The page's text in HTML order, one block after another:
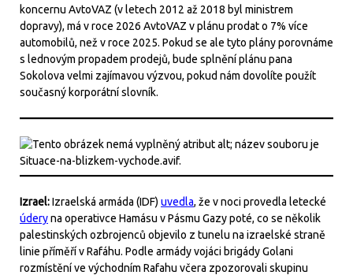
koncernu AvtoVAZ (v letech 2012 až 2018 byl ministrem
dopravy), má v roce 2026 AvtoVAZ v plánu prodat o 7% více
automobilů, než v roce 2025. Pokud se ale tyto plány porovnáme
s lednovým propadem prodejů, bude splnění plánu pana
Sokolova velmi zajímavou výzvou, pokud nám dovolíte použít
současný korporátní slovník.
Izrael:Izraelská armáda (IDF) uvedla, že v noci provedla letecké
úderyna operativce Hamásu v Pásmu Gazy poté, co se několik
palestinských ozbrojenců objevilo z tunelu na izraelské straně
linie příměří v Rafáhu. Podle armády vojáci brigády Golani
rozmístění ve východním Rafahu včera zpozorovali skupinu